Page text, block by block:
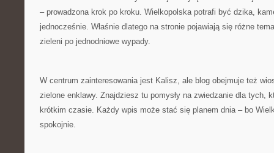
– prowadzona krok po kroku. Wielkopolska potrafi być dzika,
jednocześnie. Właśnie dlatego na stronie pojawiają się różne
zieleni po jednodniowe wypady.
W centrum zainteresowania jest Kalisz, ale blog obejmuje też
zielone enklawy. Znajdziesz tu pomysły na zwiedzanie dla tych,
krótkim czasie. Każdy wpis może stać się planem dnia – bo
spokojnie.